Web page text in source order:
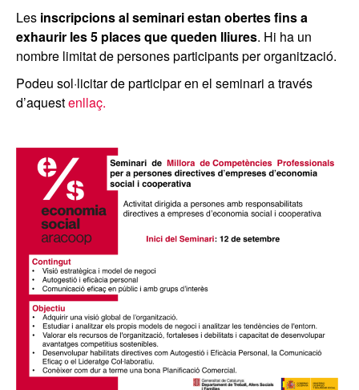
Les inscripcions al seminari estan obertes fins a
exhaurir les 5 places que queden lliures. Hi ha un
nombre limitat de persones participants per organització.
Podeu sol·licitar de participar en el seminari a través
d’aquestenllaç.